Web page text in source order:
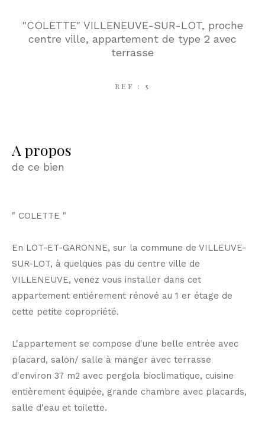
"COLETTE" VILLENEUVE-SUR-LOT, proche
centre ville, appartement de type 2 avec
terrasse
REF : 5
a propos
de ce bien
" COLETTE "
En LOT-ET-GARONNE, sur la commune de VILLEUVE-
SUR-LOT, à quelques pas du centre ville de
VILLENEUVE, venez vous installer dans cet
appartement entiérement rénové au 1 er étage de
cette petite copropriété.
L'appartement se compose d'une belle entrée avec
placard, salon/ salle à manger avec terrasse
d'environ 37 m2 avec pergola bioclimatique, cuisine
entièrement équipée, grande chambre avec placards,
salle d'eau et toilette.